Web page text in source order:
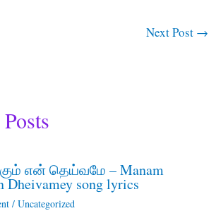
Next Post →
என் தெய்வமே – Manam
Dheivamey song lyrics
/ Uncategorized